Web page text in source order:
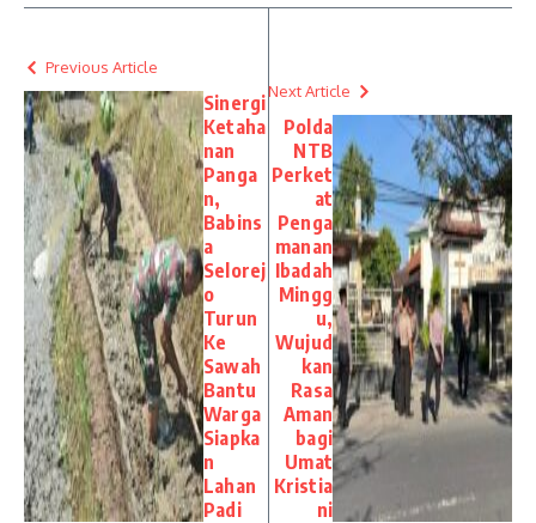
Previous Article
Sinergi
Ketaha
nan
Panga
n,
Babins
a
Selorej
o
Turun
Ke
Sawah
Bantu
Warga
Siapka
n
Lahan
Padi
Next Article
Polda
NTB
Perket
at
Penga
manan
Ibadah
Mingg
u,
Wujud
kan
Rasa
Aman
bagi
Umat
Kristia
ni